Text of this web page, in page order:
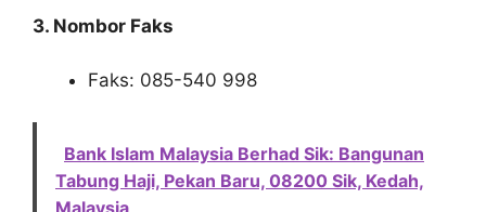
3. Nombor Faks
Faks: 085-540 998
Bank Islam Malaysia Berhad Sik: Bangunan
Tabung Haji, Pekan Baru, 08200 Sik, Kedah,
Malaysia